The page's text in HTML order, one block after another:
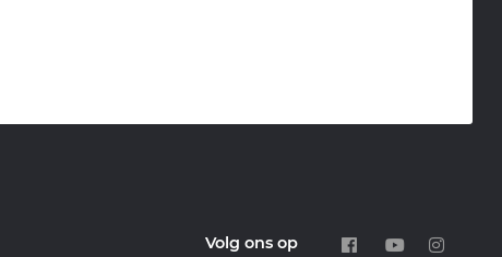
Volg ons op